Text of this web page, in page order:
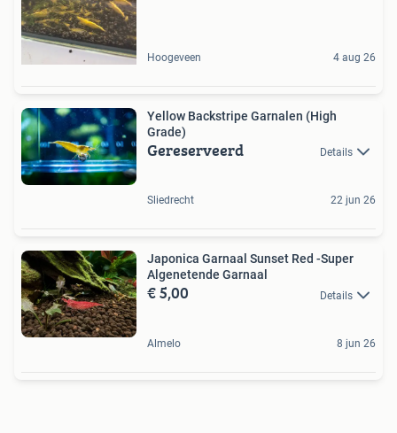
Hoogeveen 4 aug 26
Yellow Backstripe Garnalen (High
Grade)
Gereserveerd Details
Sliedrecht 22 jun 26
Japonica Garnaal Sunset Red -Super
Algenetende Garnaal
€ 5,00 Details
Almelo 8 jun 26